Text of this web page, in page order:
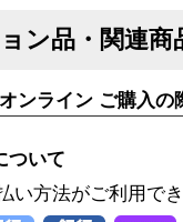
ン品・関連商
ンライン ご購入の
ついて
い方法がご利用で